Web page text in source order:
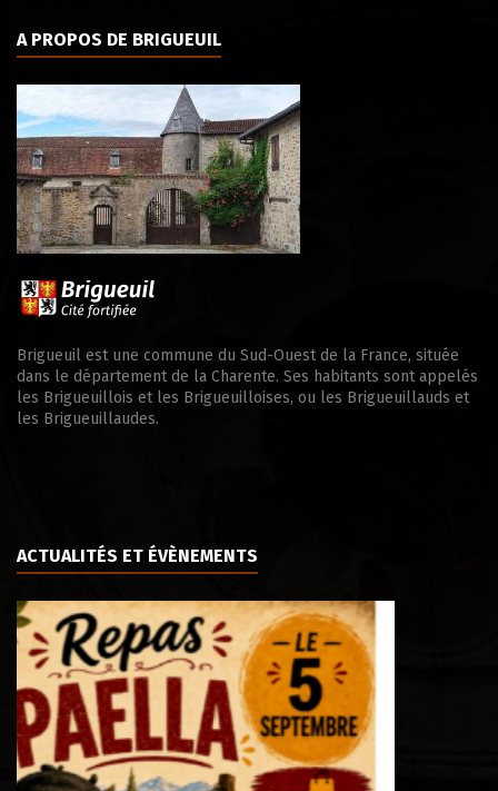
A PROPOS DE BRIGUEUIL
Brigueuil est une commune du Sud-Ouest de la France, située
dans le département de la Charente. Ses habitants sont appelés
les Brigueuillois et les Brigueuilloises, ou les Brigueuillauds et
les Brigueuillaudes.
ACTUALITÉS ET ÉVÈNEMENTS